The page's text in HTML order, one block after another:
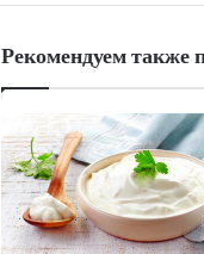
Рекомендуем также